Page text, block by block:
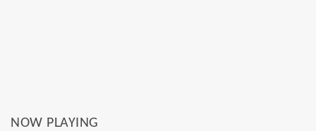
NOW PLAYING